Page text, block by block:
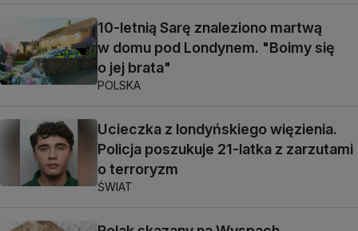
10-letnią Sarę znaleziono martwą
w domu pod Londynem. "Boimy się
o jej brata"
POLSKA
Ucieczka z londyńskiego więzienia.
Policja poszukuje 21-latka z zarzutami
o terroryzm
ŚWIAT